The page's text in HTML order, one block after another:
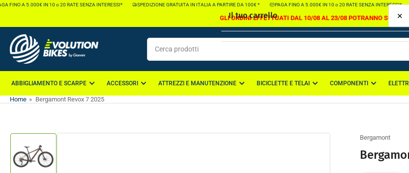
Vai
ai
contenuti
A 5.000€ IN 10 o 20 RATE SENZA INTERESSI* SPEDIZIONE GRATUITA IN ITALIA A PARTIRE DA 100€ * PAGA FINO A 5.000€ IN 10 o 20 RATE SENZA INTERESSI*
GLI ORDINI EFFETTUATI DAL 10/08 AL 23/08 POTRANNO SUBIRE
Cerca
prodotti
ABBIGLIAMENTO E SCARPE ACCESSORI ATTREZZI E MANUTENZIONE BICICLETTE E TELAI COMPONENTI
Home » Bergamont Revox 7 2025
Vai
direttamente
alle
Bergamont
Il tuo carrello ×
Il tuo carrello è vuoto